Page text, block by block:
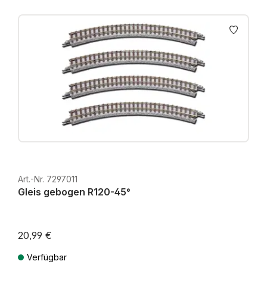
Art.-Nr. 7297011
Gleis gebogen R120-45°
20,99 €
Verfügbar